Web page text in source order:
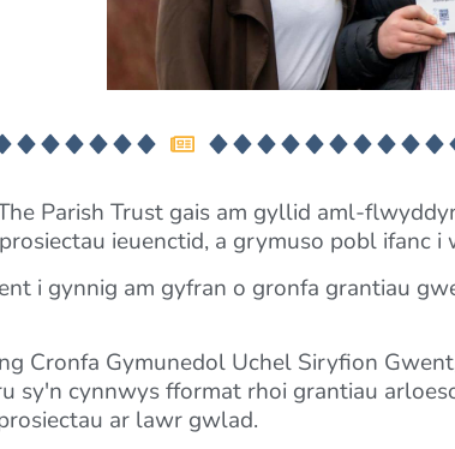
Parish Trust gais am gyllid aml-
ieuenctid, a grymuso pobl ifanc
i gynnig am gyfran o gronfa grantiau
Cronfa Gymunedol Uchel Siryfion
sy'n cynnwys fformat rhoi grantiau
ar lawr gwlad.